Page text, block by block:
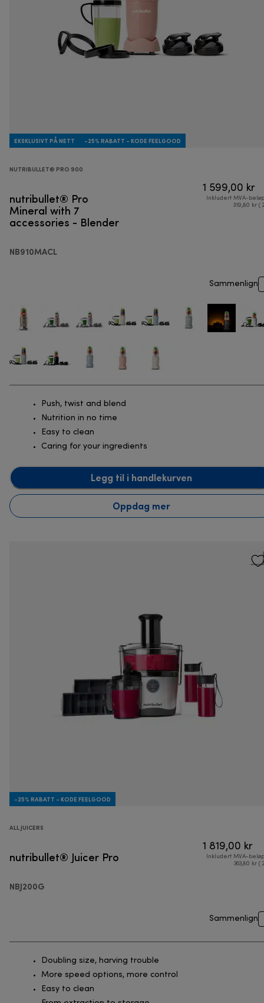
EKSKLUSIVT PÅ NETT -25% RABATT - KODE FEELGOOD
NUTRIBULLET® PRO 900
nutribullet® Pro
Mineral with 7
accessories - Blender
NB910MACL
1 599,00 kr
Inkludert MVA-
319,80 kr (
Sammenlign
Push, twist and blend
Nutrition in no time
Easy to clean
Caring for your ingredients
Legg til i handlekurven
Oppdag mer
-25% RABATT - KODE FEELGOOD
ALL JUICERS
nutribullet® Juicer Pro
NBJ200G
1 819,00 kr
Inkludert MVA-
363,80 kr (
Sammenlign
Doubling size, harving trouble
More speed options, more control
Easy to clean